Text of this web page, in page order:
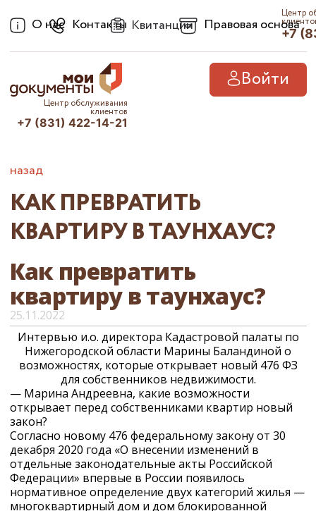
О нас Контакты Квитанции Правовая основа
Центр
+7
Войти
Центр обслуживания
клиентов
+7 (831) 422-14-21
назад
КАК ПРЕВРАТИТЬ
КВАРТИРУ В ТАУНХАУС?
Как превратить
квартиру в таунхаус?
25.11.2022
Интервью и.о. директора Кадастровой палаты по
Нижегородской области Марины Баландиной о
возможностях, которые открывает новый 476 ФЗ
для собственников недвижимости.
— Марина Андреевна, какие возможности
открывает перед собственниками квартир новый
закон?
Согласно новому 476 федеральному закону от 30
декабря 2020 года «О внесении изменений в
отдельные законодательные акты Российской
Федерации» впервые в России появилось
нормативное определение двух категорий жилья —
многоквартирный дом и дом блокированной